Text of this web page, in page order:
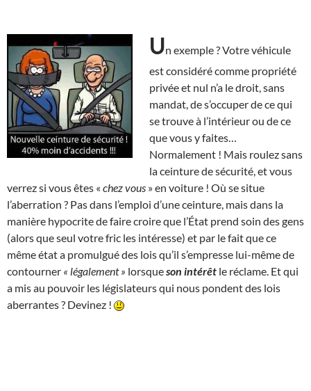
Un exemple ? Votre véhicule
est considéré comme propriété
privée et nul n’a le droit, sans
mandat, de s’occuper de ce qui
se trouve à l’intérieur ou de ce
que vous y faites…
Normalement ! Mais roulez sans
la ceinture de sécurité, et vous
verrez si vous êtes « chez vous » en voiture ! Où se situe
l’aberration ? Pas dans l’emploi d’une ceinture, mais dans la
manière hypocrite de faire croire que l’État prend soin des gens
(alors que seul votre fric les intéresse) et par le fait que ce
même état a promulgué des lois qu’il s’empresse lui-même de
contourner « légalement » lorsqueson intérêt le réclame. Et qui
a mis au pouvoir les législateurs qui nous pondent des lois
aberrantes ? Devinez !